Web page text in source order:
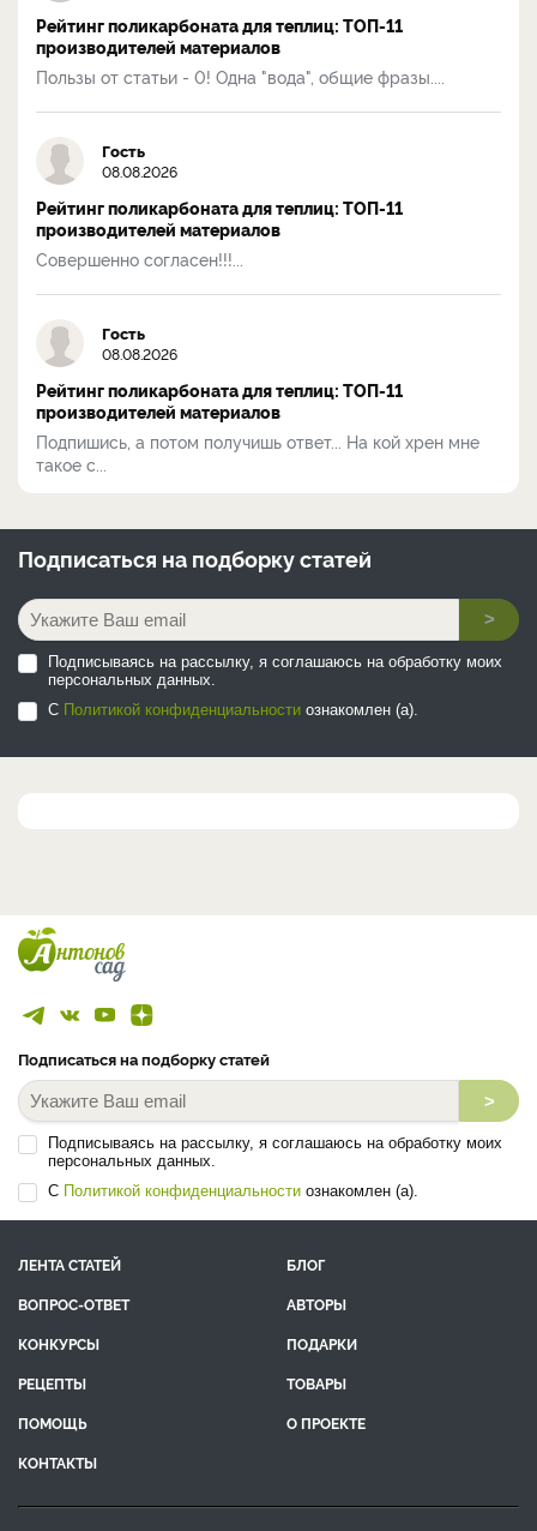
Рейтинг поликарбоната для теплиц: ТОП-11
производителей материалов
Пользы от статьи - 0! Одна "вода", общие фразы....
Гость
08.08.2026
Рейтинг поликарбоната для теплиц: ТОП-11
производителей материалов
Совершенно согласен!!!...
Гость
08.08.2026
Рейтинг поликарбоната для теплиц: ТОП-11
производителей материалов
Подпишись, а потом получишь ответ... На кой хрен мне
такое с...
Подписаться на подборку статей
>
Подписываясь на рассылку, я соглашаюсь на обработку моих
персональных данных.
С Политикой конфиденциальности ознакомлен (а).
Подписаться на подборку статей
>
Подписываясь на рассылку, я соглашаюсь на обработку моих
персональных данных.
С Политикой конфиденциальности ознакомлен (а).
ЛЕНТА СТАТЕЙ
БЛОГ
ВОПРОС-ОТВЕТ
АВТОРЫ
КОНКУРСЫ
ПОДАРКИ
РЕЦЕПТЫ
ТОВАРЫ
ПОМОЩЬ
О ПРОЕКТЕ
КОНТАКТЫ